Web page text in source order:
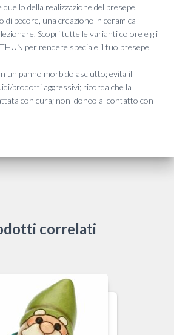
della realizzazione del presepe.
di pecore, una creazione in ceramica
Scopri tutte le varianti colore e gli
per rendere speciale il tuo presepe.
un panno morbido asciutto; evita il
prodotti aggressivi; ricorda che la
con cura; non idoneo al contatto con
correlati